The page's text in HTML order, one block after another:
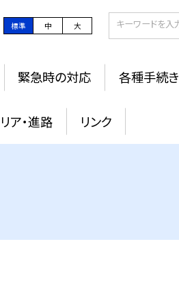
標準 中 大
緊急時の対応 各種手続き
ア・進路 リンク